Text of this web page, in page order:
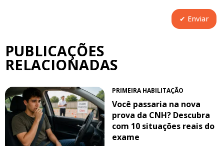
PUBLICAÇÕES
RELACIONADAS
PRIMEIRA HABILITAÇÃO
Você passaria na nova
prova da CNH? Descubra
com 10 situações reais do
exame